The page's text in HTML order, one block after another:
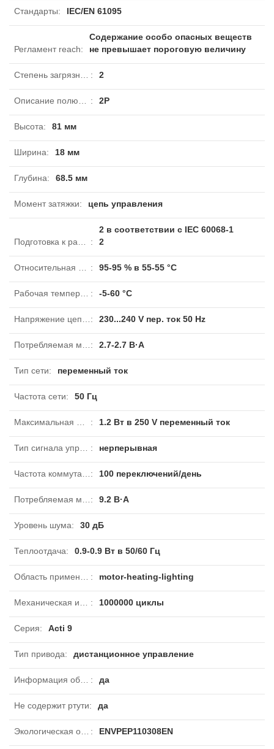
Стандарты: IEC/EN 61095
Регламент reach:
Содержание особо опасных веществ
не превышает пороговую величину
Степень загрязнения : 2
Описание полюсов : 2P
Высота: 81 мм
Ширина: 18 мм
Глубина: 68.5 мм
Момент затяжки: цепь управления
Подготовка к работе в тропических условиях :
2 в соответствии с IEC 60068-1
2
Относительная влажность : 95-95 % в 55-55 °C
Рабочая температура : -5-60 °C
Напряжение цепи управления: 230...240 V пер. ток 50 Hz
Потребляемая мощность при удержании, ва: 2.7-2.7 В·А
Тип сети: переменный ток
Частота сети: 50 Гц
Максимальная мощность : 1.2 Вт в 250 V переменный ток
Тип сигнала управления : нерперывная
Частота коммутации: 100 переключений/день
Потребляемая мощность при срабатывании: 9.2 В·А
Уровень шума: 30 дБ
Теплоотдача: 0.9-0.9 Вт в 50/60 Гц
Область применения : motor-heating-lighting
Механическая износостойкость : 1000000 циклы
Серия: Acti 9
Тип привода: дистанционное управление
Информация об исключениях по регламенту rohs : да
Не содержит ртути: да
Экологическая отчетнсть : ENVPEP110308EN